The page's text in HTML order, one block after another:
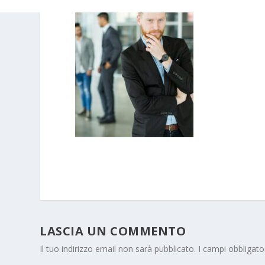
LASCIA UN COMMENTO
Il tuo indirizzo email non sarà pubblicato. I campi